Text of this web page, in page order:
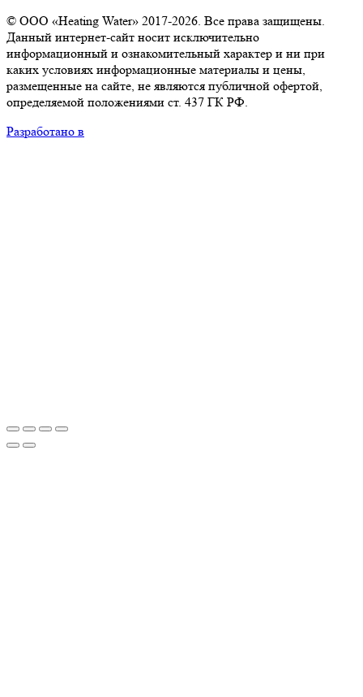
© ООО «Heating Water» 2017-2026. Все права защищены.
Данный интернет-сайт носит исключительно
информационный и ознакомительный характер и ни при
каких условиях информационные материалы и цены,
размещенные на сайте, не являются публичной офертой,
определяемой положениями ст. 437 ГК РФ.
Разработано в